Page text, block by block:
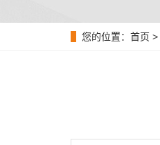
您的位置： 首页 >